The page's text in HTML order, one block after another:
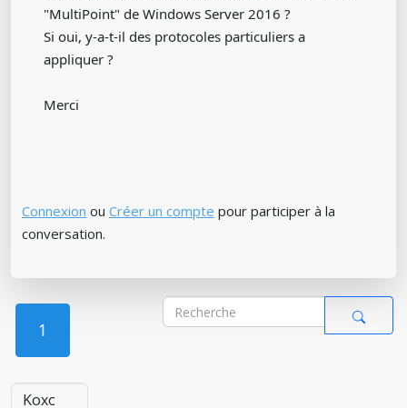
"MultiPoint" de Windows Server 2016 ?
Si oui, y-a-t-il des protocoles particuliers a
appliquer ?
Merci
Connexion ou Créer un compte pour participer à la
conversation.
1